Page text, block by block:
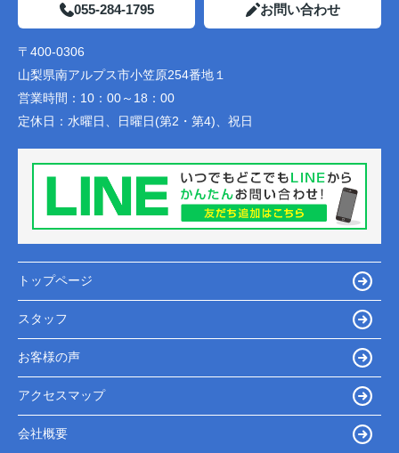
055-284-1795 お問い合わせ
〒400-0306
山梨県南アルプス市小笠原254番地１
営業時間： 10：00～18：00
定休日： 水曜日、日曜日(第2・第4)、祝日
トップページ
スタッフ
お客様の声
アクセスマップ
会社概要